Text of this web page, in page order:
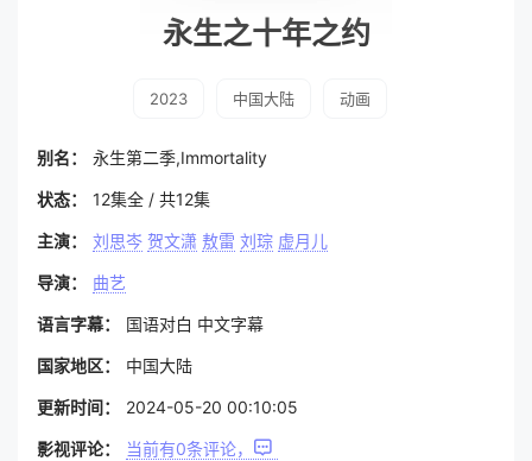
永生之十年之约
2023 中国大陆 动画
别名： 永生第二季,Immortality
状态： 12集全 / 共12集
主演： 刘思岑 贺文潇 敖雷 刘琮 虚月儿
导演： 曲艺
语言字幕： 国语对白 中文字幕
国家地区： 中国大陆
更新时间： 2024-05-20 00:10:05
影视评论： 当前有0条评论，